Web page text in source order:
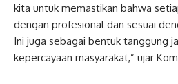
kita untuk memastikan bahwa
dengan profesional dan sesuai
Ini juga sebagai bentuk tanggung
kepercayaan masyarakat,” ujar